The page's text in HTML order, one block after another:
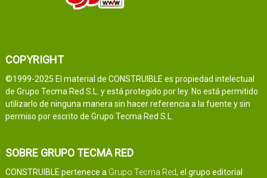
COPYRIGHT
©1999-2025 El material de CONSTRUIBLE es propiedad intelectual
de Grupo Tecma Red S.L. y está protegido por ley. No está permitido
utilizarlo de ninguna manera sin hacer referencia a la fuente y sin
permiso por escrito de Grupo Tecma Red S.L.
SOBRE GRUPO TECMA RED
CONSTRUIBLE pertenece a Grupo Tecma Red, el grupo editorial